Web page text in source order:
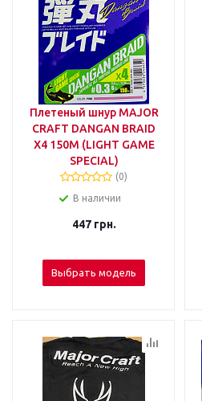
Плетеный шнур MAJOR
CRAFT DANGAN BRAID
X4 150М (LIGHT GAME
SPECIAL)
(0)
В наличии
447грн.
Выбрать модель